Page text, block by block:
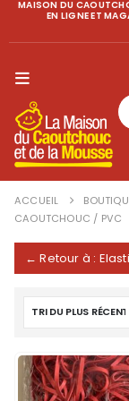
MAISON DU
EN LIGNE ET
ACCUEIL
CAOUTCHOUC / PVC
← Retour à :